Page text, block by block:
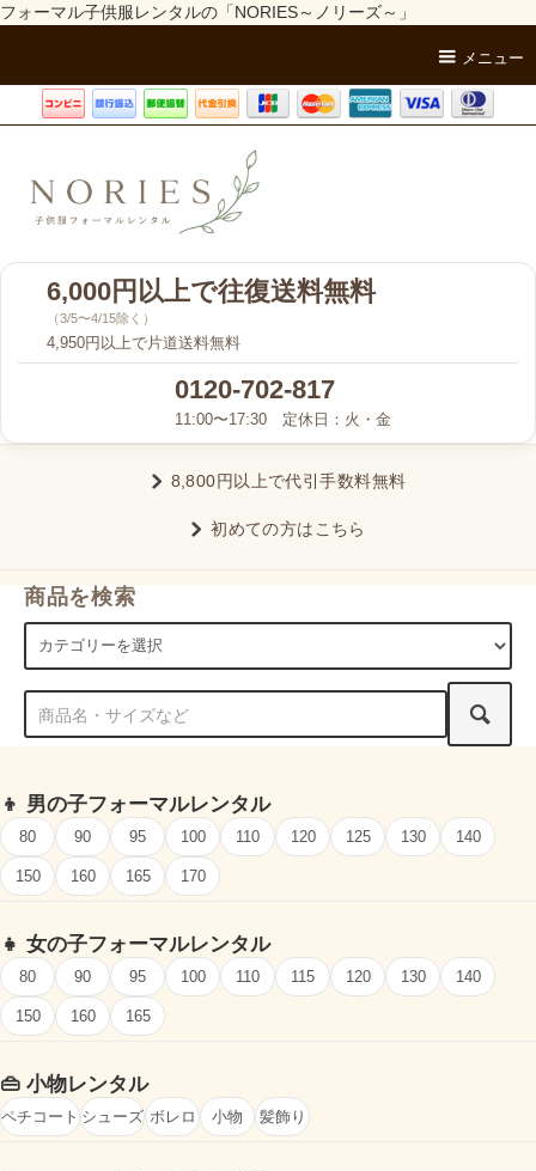
フォーマル子供服レンタルの「NORIES～ノリーズ～」
メニュー
6,000円以上で往復送料無料
（3/5〜4/15除く）
4,950円以上で片道送料無料
0120-702-817
11:00〜17:30 定休日：火・金
8,800円以上で代引手数料無料
初めての方はこちら
商品を検索
👦 男の子フォーマルレンタル
80 90 95 100 110 120 125 130 140
150 160 165 170
👧 女の子フォーマルレンタル
80 90 95 100 110 115 120 130 140
150 160 165
👜 小物レンタル
ペチコートシューズ ボレロ 小物 髪飾り